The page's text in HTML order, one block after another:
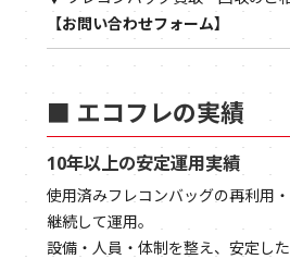
【お問い合わせフォーム】
■ エコフレの実績
10年以上の安定運用実績
使用済みフレコンバッグの再利用
継続して運用。
設備・人員・体制を整え、安定し